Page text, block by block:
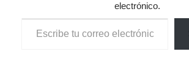
electrónico.
Escribe tu correo electrónico…